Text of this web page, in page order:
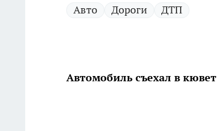
Авто Дороги ДТП
Автомобиль съехал в кювет